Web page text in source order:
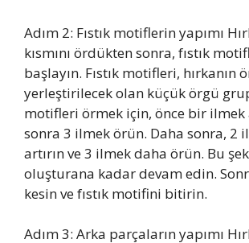
Adım 2: Fıstık motiflerin yapımı
kısmını ördükten sonra, fıstık
başlayın. Fıstık motifleri, hırkanın
yerleştirilecek olan küçük örgü
motifleri örmek için, önce bir ilmek
sonra 3 ilmek örün. Daha sonra, 2
artırın ve 3 ilmek daha örün. Bu
oluşturana kadar devam edin.
kesin ve fıstık motifini bitirin.
Adım 3: Arka parçaların yapımı